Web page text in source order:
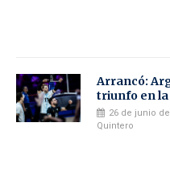
Arrancó:
triunfo en la
26 de junio
Quintero